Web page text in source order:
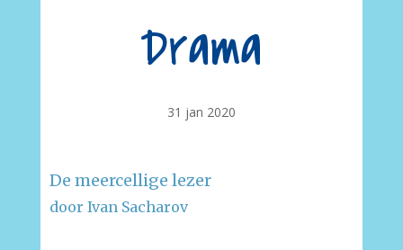
Drama
31 jan 2020
De meercellige lezer
door Ivan Sacharov